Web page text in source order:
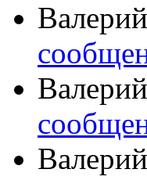
Валерий
Валерий
Валерий